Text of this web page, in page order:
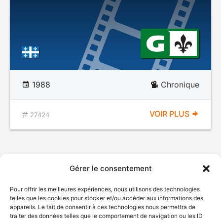
Gérer le consentement
Pour offrir les meilleures expériences, nous utilisons des technologies
telles que les cookies pour stocker et/ou accéder aux informations des
appareils. Le fait de consentir à ces technologies nous permettra de
traiter des données telles que le comportement de navigation ou les ID
1988 Chronique
27424 VOIR PLUS